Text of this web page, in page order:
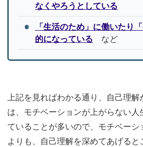
なくやろうとしている
「生活のため」に働いたり
的になっている など
上記を見ればわかる通り、自己理解
は、モチベーションが上がらない人
ていることが多いので、モチベーシ
よりも、自己理解を深めてあげると